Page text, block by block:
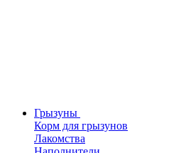
Грызуны
Корм для грызунов
Лакомства